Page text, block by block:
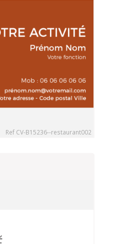
Ref CV-B15236--restaurant002